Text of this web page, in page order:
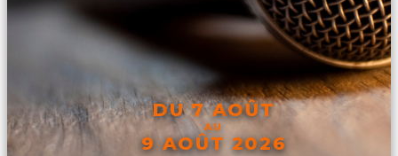
DU 7 AOÛT
AU
9 AOÛT 2026